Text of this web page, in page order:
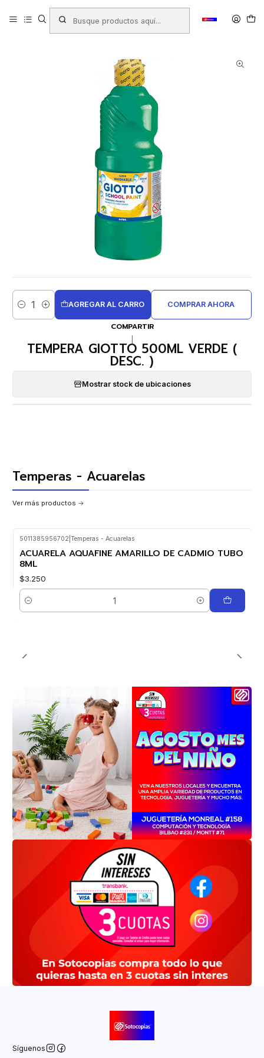
Productos LIBRERIA Arte Temperas - Acuarelas
TEMPERA GIOTTO 500ML VERDE ( DESC. )
Cantidad
AGREGAR AL CARRO COMPRAR AHORA
COMPARTIR
TEMPERA GIOTTO 500ML VERDE (
DESC. )
Mostrar stock de ubicaciones
Temperas - Acuarelas
Ver más productos
5011385956702 Temperas - Acuarelas
ACUARELA AQUAFINE AMARILLO DE CADMIO TUBO
8ML
$3.250
Cantidad
Síguenos